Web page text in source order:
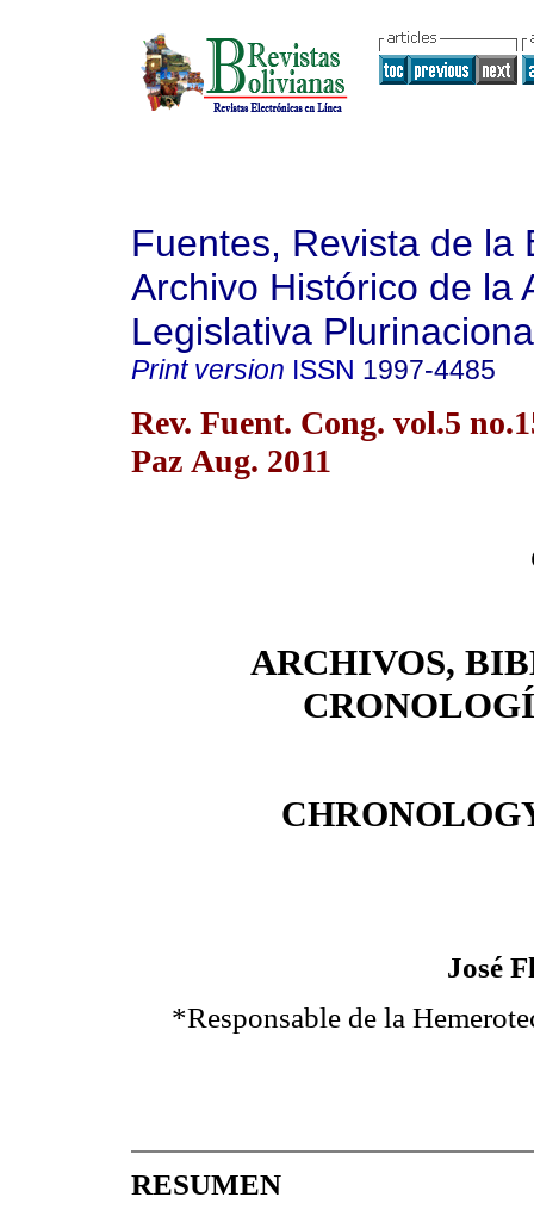
Fuentes, Revista de la
Archivo Histórico de la
Legislativa
Print version ISSN 1997-4485
Rev. Fuent. Cong. vol.5
Paz Aug. 2011
ARCHIVOS,
José
*Responsable de la
RESUMEN